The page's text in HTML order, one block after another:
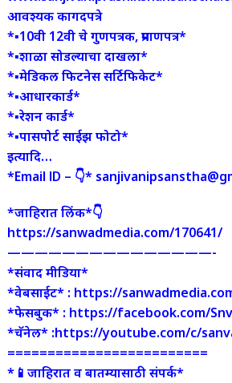
आवश्यक कागदपत्रे
*▪️10वी 12वी चे गुणपत्रक, प्रमाणपत्र*
*▪️शाळा सोडल्याचा दाखला*
*▪️मेडिकल फिटनेस सर्टिफिकेट*
*▪️आधारकार्ड*
*▪️रेशन कार्ड*
*▪️पासपोर्ट साईझ फोटो*
इत्यादि…
*Email lD – 👇*
*जाहिरात लिंक*👇
https://sanwadmedia.com/170641/
———————————————-
*संवाद मीडिया*
*वेबसाईट* : https://
*फेसबुक* : https://facebook.com/
*चॅनेल* :https://youtube.com/c/
=========================
*📱जाहिरात व बातम्यासाठी संपर्क*